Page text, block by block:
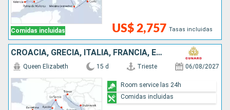
Comidas incluidas US$ 2,757 Tasas incluidas
CROACIA, GRECIA, ITALIA, FRANCIA, ESPAÑA
Queen Elizabeth 15 d Trieste 06/08/2027
Room service las 24h
Comidas incluidas